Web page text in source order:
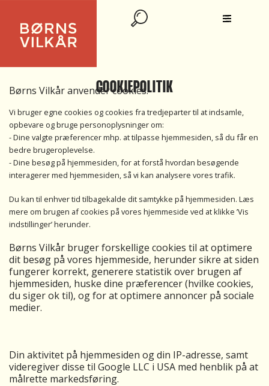
COOKIEPOLITIK
Børns Vilkår anvender cookies.
Vi bruger egne cookies og cookies fra tredjeparter til at indsamle,
opbevare og bruge personoplysninger om:
- Dine valgte præferencer mhp. at tilpasse hjemmesiden, så du får en
bedre brugeroplevelse.
- Dine besøg på hjemmesiden, for at forstå hvordan besøgende
interagerer med hjemmesiden, så vi kan analysere vores trafik.
Du kan til enhver tid tilbagekalde dit samtykke på hjemmesiden. Læs
mere om brugen af cookies på vores hjemmeside ved at klikke ’Vis
indstillinger’ herunder.
Børns Vilkår bruger forskellige cookies til at optimere
dit besøg på vores hjemmeside, herunder sikre at siden
fungerer korrekt, generere statistik over brugen af
hjemmesiden, huske dine præferencer (hvilke cookies,
du siger ok til), og for at optimere annoncer på sociale
medier.
Din aktivitet på hjemmesiden og din IP-adresse, samt
videregiver disse til Google LLC i USA med henblik på at
målrette markedsføring.